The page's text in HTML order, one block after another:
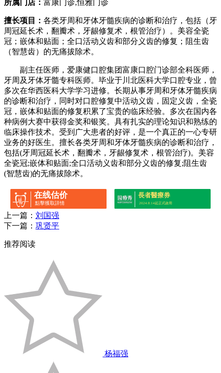
所属门店： 富康门诊,恒雅门诊
擅长项目： 各类牙周和牙体牙髓疾病的诊断和治疗，包括（牙
周冠延长术，翻瓣术，牙龈修复术，根管治疗）。美容全瓷
冠；嵌体和贴面；全口活动义齿和部分义齿的修复；阻生齿
（智慧齿）的无痛拔除术。
副主任医师，爱康健口腔集团富康口腔门诊部全科医师，
牙周及牙体牙髓专科医师。毕业于川北医科大学口腔专业，曾
多次在华西医科大学学习进修。长期从事牙周和牙体牙髓疾病
的诊断和治疗，同时对口腔修复中活动义齿，固定义齿，全瓷
冠，嵌体和贴面的修复积累了宝贵的临床经验。多次在国内各
种病例大赛中获得金奖和银奖。具有扎实的理论知识和熟练的
临床操作技术。受到广大患者的好评，是一个真正的一心专研
业务的好医生。擅长各类牙周和牙体牙髓疾病的诊断和治疗，
包括(牙周冠延长术，翻瓣术，牙龈修复术，根管治疗)。美容
全瓷冠;嵌体和贴面;全口活动义齿和部分义齿的修复;阻生齿
(智慧齿)的无痛拔除术。
在线估价
點擊獲取詳情
長者醫療券
2024.8.14起正式啟用
上一篇： 刘国强
下一篇： 巩贤平
推荐阅读
杨福强